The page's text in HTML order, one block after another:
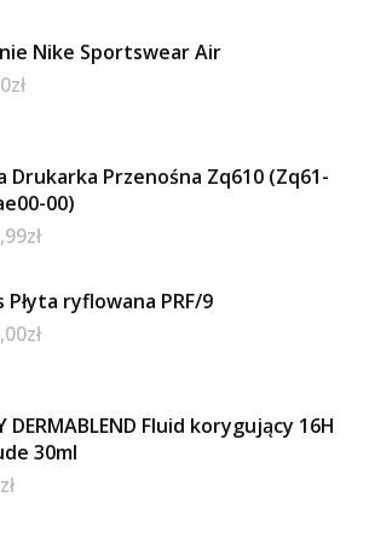
Nike Sportswear Air
zł
Drukarka Przenośna Zq610 (Zq61-
00)
zł
Płyta ryflowana PRF/9
zł
DERMABLEND Fluid korygujący 16H
30ml
zł